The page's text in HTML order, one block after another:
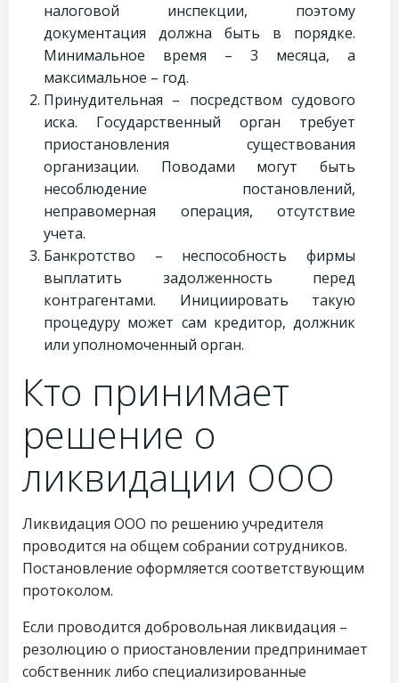
налоговой инспекции, поэтому
документация должна быть в порядке.
Минимальное время – 3 месяца, а
максимальное – год.
Принудительная – посредством судового
иска. Государственный орган требует
приостановления существования
организации. Поводами могут быть
несоблюдение постановлений,
неправомерная операция, отсутствие
учета.
Банкротство – неспособность фирмы
выплатить задолженность перед
контрагентами. Инициировать такую
процедуру может сам кредитор, должник
или уполномоченный орган.
Кто принимает
решение о
ликвидации ООО
Ликвидация ООО по решению учредителя
проводится на общем собрании сотрудников.
Постановление оформляется соответствующим
протоколом.
Если проводится добровольная ликвидация –
резолюцию о приостановлении предпринимает
собственник либо специализированные